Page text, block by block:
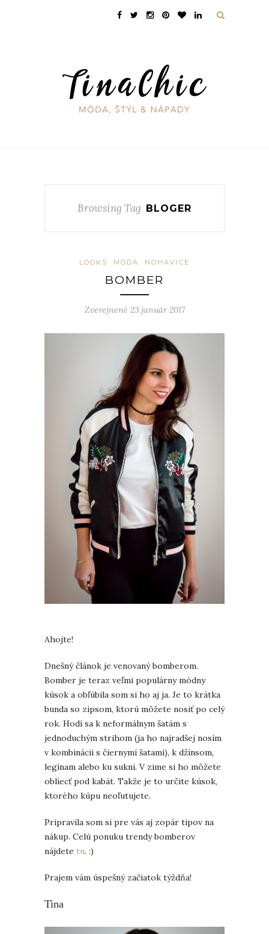
Browsing Tag BLOGER
LOOKS MÓDA NOHAVICE
BOMBER
Zverejnené 23.január 2017
Ahojte!
Dnešný článok je venovaný bomberom.
Bomber je teraz veľmi populárny módny
kúsok a obľúbila som si ho aj ja. Je to krátka
bunda so zipsom, ktorú môžete nosiť po celý
rok. Hodí sa k neformálnym šatám s
jednoduchým strihom (ja ho najradšej nosím
v kombinácii s čiernymi šatami), k džínsom,
legínam alebo ku sukni. V zime si ho môžete
obliecť pod kabát. Takže je to určite kúsok,
ktorého kúpu neoľutujete.
Pripravila som si pre vás aj zopár tipov na
nákup. Celú ponuku trendy bomberov
nájdete tu. :)
Prajem vám úspešný začiatok týždňa!
Tina